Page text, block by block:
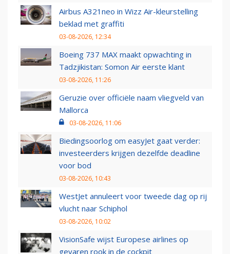
Airbus A321neo in Wizz Air-kleurstelling
beklad met graffiti
03-08-2026, 12:34
Boeing 737 MAX maakt opwachting in
Tadzjikistan: Somon Air eerste klant
03-08-2026, 11:26
Geruzie over officiële naam vliegveld van
Mallorca
03-08-2026, 11:06
Biedingsoorlog om easyJet gaat verder:
investeerders krijgen dezelfde deadline
voor bod
03-08-2026, 10:43
WestJet annuleert voor tweede dag op rij
vlucht naar Schiphol
03-08-2026, 10:02
VisionSafe wijst Europese airlines op
gevaren rook in de cockpit